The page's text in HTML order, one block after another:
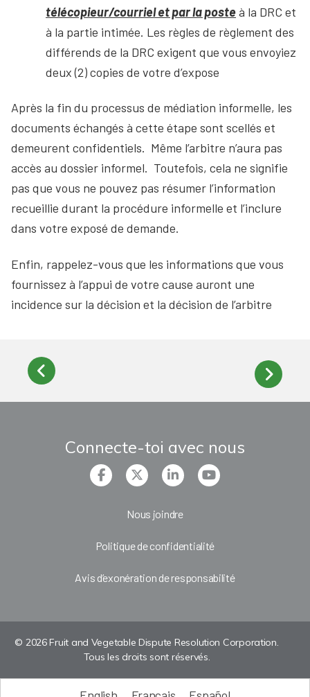
télécopieur/courriel et par la posteà la DRC et
à la partie intimée. Les règles de règlement des
différends de la DRC exigent que vous envoyiez
deux (2) copies de votre d’expose
Après la fin du processus de médiation informelle, les
documents échangés à cette étape sont scellés et
demeurent confidentiels. Même l’arbitre n’aura pas
accès au dossier informel. Toutefois, cela ne signifie
pas que vous ne pouvez pas résumer l’information
recueillie durant la procédure informelle et l’inclure
dans votre exposé de demande.
Enfin, rappelez-vous que les informations que vous
fournissez à l’appui de votre cause auront une
incidence sur la décision et la décision de l’arbitre
Connecte-toi avec nous
Nous joindre
Politique de confidentialité
Avis d’exonération de responsabilité
© 2026 Fruit and Vegetable Dispute Resolution Corporation.
Tous les droits sont réservés.